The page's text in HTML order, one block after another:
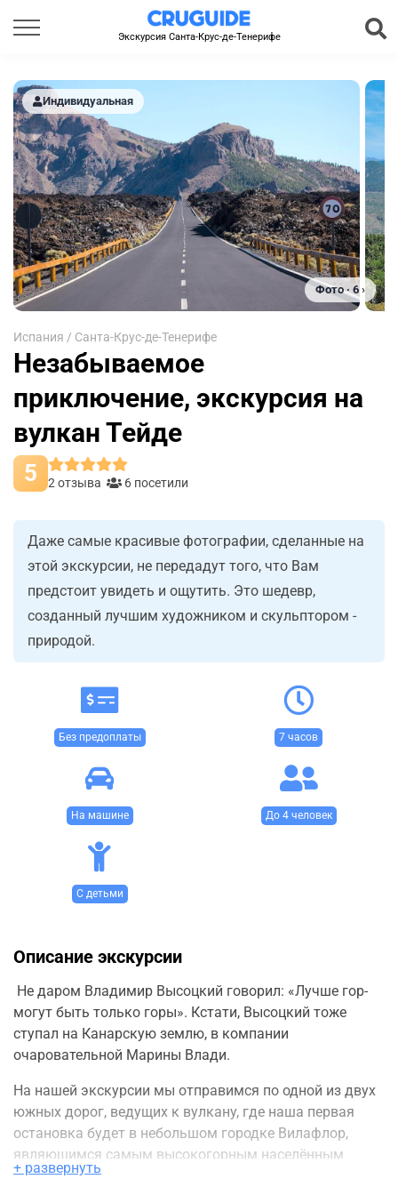
Экскурсия Санта-Крус-де-Тенерифе
Индивидуальная
Фото · 6 ›
Испания / Санта-Крус-де-Тенерифе
Незабываемое
приключение, экскурсия на
вулкан Тейде
5 2 отзыва 6 посетили
Даже самые красивые фотографии, сделанные на
этой экскурсии, не передадут того, что Вам
предстоит увидеть и ощутить. Это шедевр,
созданный лучшим художником и скульптором -
природой.
Без предоплаты 7 часов
На машине До 4 человек
С детьми
Описание экскурсии
Не даром Владимир Высоцкий говорил: «Лучше гор-
могут быть только горы». Кстати, Высоцкий тоже
ступал на Канарскую землю, в компании
очаровательной Марины Влади.
На нашей экскурсии мы отправимся по одной из двух
южных дорог, ведущих к вулкану, где наша первая
остановка будет в небольшом городке Вилафлор,
являющимся самым высокогорным населённым
пунктом в Испании, 1460 метров над уровнем моря.
+ развернуть